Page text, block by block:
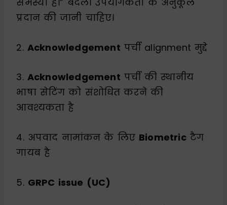
प्रदान की जानी चाहिए।
2. Acknowledgement पर्ची alignment मुद्दे
3. Acknowledgement पर्ची की स्थानीय
भाषा सेटिंग को संशोधित करने की
आवश्यकता है
4. अपवाद नामांकन के लिए Biometricटैग
गायब है
5. GRPC issue (UC)